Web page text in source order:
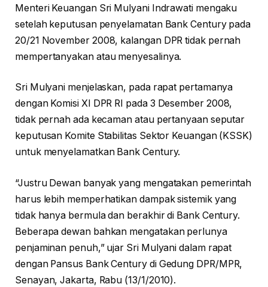
Menteri Keuangan Sri Mulyani Indrawati mengaku
setelah keputusan penyelamatan Bank Century pada
20/21 November 2008, kalangan DPR tidak pernah
mempertanyakan atau menyesalinya.
Sri Mulyani menjelaskan, pada rapat pertamanya
dengan Komisi XI DPR RI pada 3 Desember 2008,
tidak pernah ada kecaman atau pertanyaan seputar
keputusan Komite Stabilitas Sektor Keuangan (KSSK)
untuk menyelamatkan Bank Century.
“Justru Dewan banyak yang mengatakan pemerintah
harus lebih memperhatikan dampak sistemik yang
tidak hanya bermula dan berakhir di Bank Century.
Beberapa dewan bahkan mengatakan perlunya
penjaminan penuh,” ujar Sri Mulyani dalam rapat
dengan Pansus Bank Century di Gedung DPR/MPR,
Senayan, Jakarta, Rabu (13/1/2010).